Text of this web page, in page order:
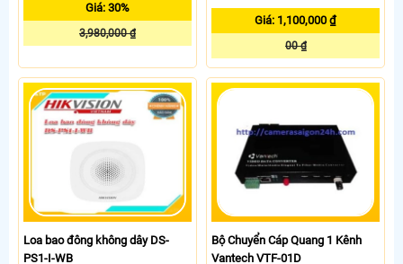
Giá: 30%
3,980,000 ₫
Giá: 1,100,000 ₫
00 ₫
Loa bao đông không dây DS-
PS1-I-WB
Bộ Chuyển Cáp Quang 1 Kênh
Vantech VTF-01D